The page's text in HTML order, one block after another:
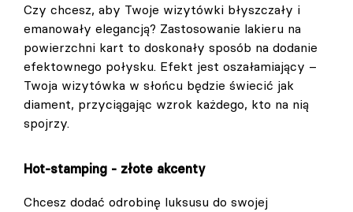
Czy chcesz, aby Twoje wizytówki błyszczały i
emanowały elegancją? Zastosowanie lakieru na
powierzchni kart to doskonały sposób na dodanie
efektownego połysku. Efekt jest oszałamiający –
Twoja wizytówka w słońcu będzie świecić jak
diament, przyciągając wzrok każdego, kto na nią
spojrzy.
Hot-stamping - złote akcenty
Chcesz dodać odrobinę luksusu do swojej